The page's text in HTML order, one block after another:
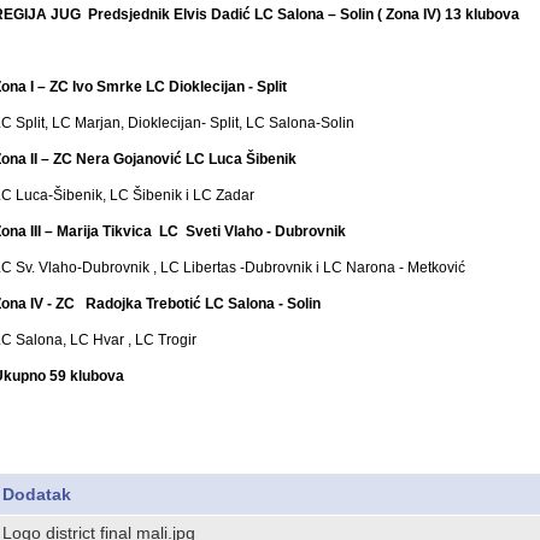
JUG Predsjednik Elvis Dadić LC Salona – Solin ( Zona IV) 13 klubova
I – ZC Ivo Smrke LC Dioklecijan - Split
Split, LC Marjan, Dioklecijan- Split, LC Salona-Solin
II – ZC Nera Gojanović LC Luca Šibenik
Luca-Šibenik, LC Šibenik i LC Zadar
III – Marija Tikvica LC Sveti Vlaho - Dubrovnik
Sv. Vlaho-Dubrovnik , LC Libertas -Dubrovnik i LC Narona - Metković
IV - ZC Radojka Trebotić LC Salona - Solin
Salona, LC Hvar , LC Trogir
59 klubova
Dodatak
Logo district final mali.jpg